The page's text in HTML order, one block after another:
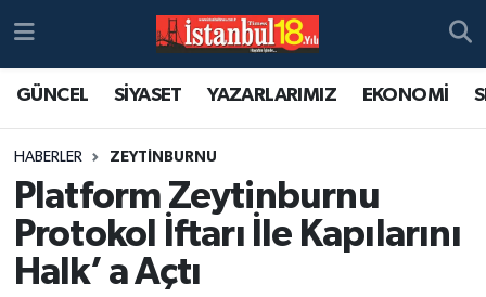
GÜNCEL SİYASET YAZARLARIMIZ EKONOMİ
HABERLER ZEYTİNBURNU
Platform Zeytinburnu
Protokol İftarı İle Kapılarını
Halk’ a Açtı